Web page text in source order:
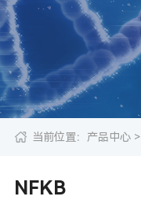
当前位置： 产品中心>
NFKB